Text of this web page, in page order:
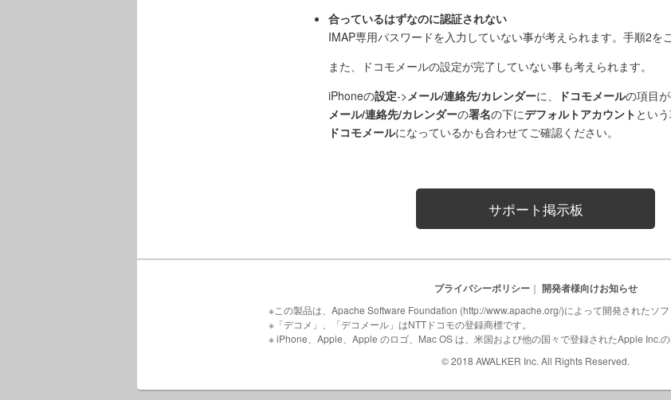
合っているはずなのに認証されない
IMAP専用パスワードを入力していない事が考えられます。手順2を
また、ドコモメールの設定が完了していない事も考えられます。
iPhoneの設定->メール/連絡先/カレンダーに、 ドコモメールの項目
メール/連絡先/カレンダーの署名の下にデフォルトアカウント とい
ドコモメールになっているかも合わせてご確認ください。
サポート掲示板
プライバシーポリシー｜ 開発者様向けお知らせ
※この製品は、Apache Software Foundation (http://www.apache.org/)によって開発されたソフ
※「デコメ」、「デコメール」はNTTドコモの登録商標です。
※ iPhone、Apple、Apple のロゴ、Mac OS は、米国および他の国々で登録されたApple Inc.の
© 2018 AWALKER Inc. All Rights Reserved.